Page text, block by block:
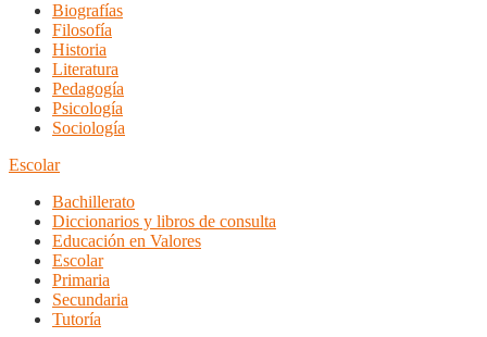
Biografías
Filosofía
Historia
Literatura
Pedagogía
Psicología
Sociología
Escolar
Bachillerato
Diccionarios y libros de consulta
Educación en Valores
Escolar
Primaria
Secundaria
Tutoría